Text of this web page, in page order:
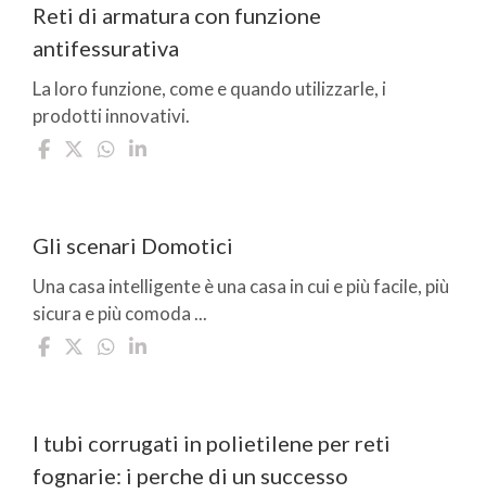
Reti di armatura con funzione
antifessurativa
La loro funzione, come e quando utilizzarle, i
prodotti innovativi.
Gli scenari Domotici
Una casa intelligente è una casa in cui e più facile, più
sicura e più comoda ...
I tubi corrugati in polietilene per reti
fognarie: i perche di un successo